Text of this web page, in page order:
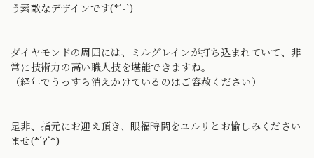
う素敵なデザインです(*´-`)
ダイヤモンドの周囲には、ミルグレインが打ち込まれていて、非
常に技術力の高い職人技を堪能できますね。
（経年でうっすら消えかけているのはご容赦ください）
是非、指元にお迎え頂き、眼福時間をユルリとお愉しみください
ませ(*´?`*)